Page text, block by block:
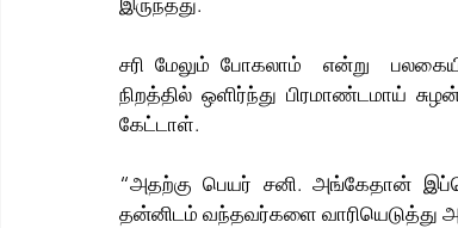
இருந்தது.
சரி மேலும் போகலாம்  என்று
நிறத்தில் ஒளிர்ந்து பிரமாண்டமாய்
கேட்டாள்.
“அதற்கு பெயர் சனி. அங்கேதான்
தன்னிடம் வந்தவர்களை